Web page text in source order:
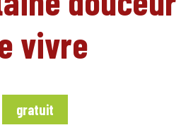
vivre
gratuit